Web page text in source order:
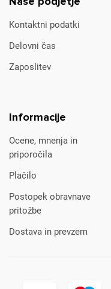
Kontaktni podatki
Delovni čas
Zaposlitev
Informacije
Ocene, mnenja in
priporočila
Plačilo
Postopek obravnave
pritožbe
Dostava in prevzem